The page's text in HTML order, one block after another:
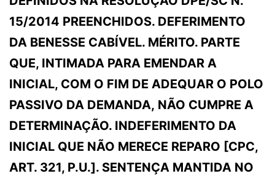
15/2014 PREENCHIDOS. DEFERIMENTO
DA BENESSE CABÍVEL. MÉRITO. PARTE
QUE, INTIMADA PARA EMENDAR A
INICIAL, COM O FIM DE ADEQUAR O POLO
PASSIVO DA DEMANDA, NÃO CUMPRE A
DETERMINAÇÃO. INDEFERIMENTO DA
INICIAL QUE NÃO MERECE REPARO [CPC,
ART. 321, P.U.]. SENTENÇA MANTIDA NO